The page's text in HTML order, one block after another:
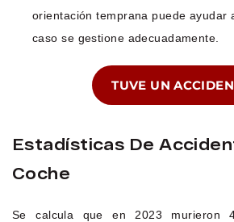
orientación temprana puede ayudar
caso se gestione adecuadamente.
TUVE UN
Estadísticas De
Coche
Se calcula que en 2023 murieron